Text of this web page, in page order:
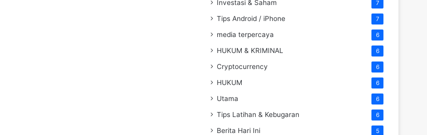
Investasi & Saham 7
Tips Android / iPhone 7
media terpercaya 6
HUKUM & KRIMINAL 6
Cryptocurrency 6
HUKUM 6
Utama 6
Tips Latihan & Kebugaran 6
Berita Hari Ini 5